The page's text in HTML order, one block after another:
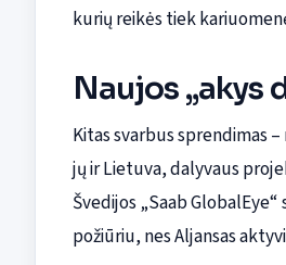
kurių reikės tiek
Naujos „akys
Kitas svarbus sprendimas
jų ir Lietuva, dalyvaus
Švedijos „Saab
požiūriu, nes Aljansas